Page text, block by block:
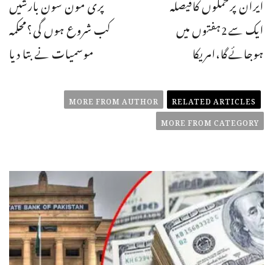
کب شروع ہوں گی؟محکمہ
موسمیات نے بتا دیا
ایک سے2ہفتوں میں
ہوجائےگا،امریکا
RELATED ARTICLES
MORE FROM AUTHOR
MORE FROM CATEGORY